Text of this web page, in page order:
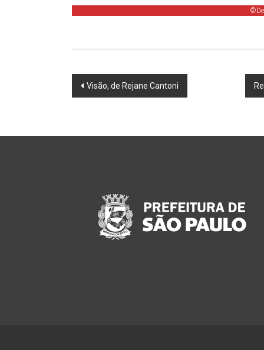
Post
Visão, de Rejane Cantoni